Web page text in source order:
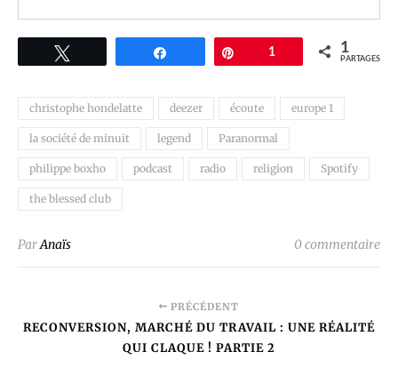
Partagez Épingle
1 1
PARTAGES
christophe hondelatte deezer écoute europe 1
la société de minuit legend Paranormal
philippe boxho podcast radio religion Spotify
the blessed club
ParAnaïs 0 commentaire
PRÉCÉDENT
RECONVERSION, MARCHÉ DU TRAVAIL : UNE RÉALITÉ
QUI CLAQUE ! PARTIE 2